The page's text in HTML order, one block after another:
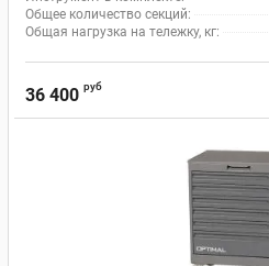
Общее количество секций:
Общая нагрузка на тележку, кг:
36 400 руб